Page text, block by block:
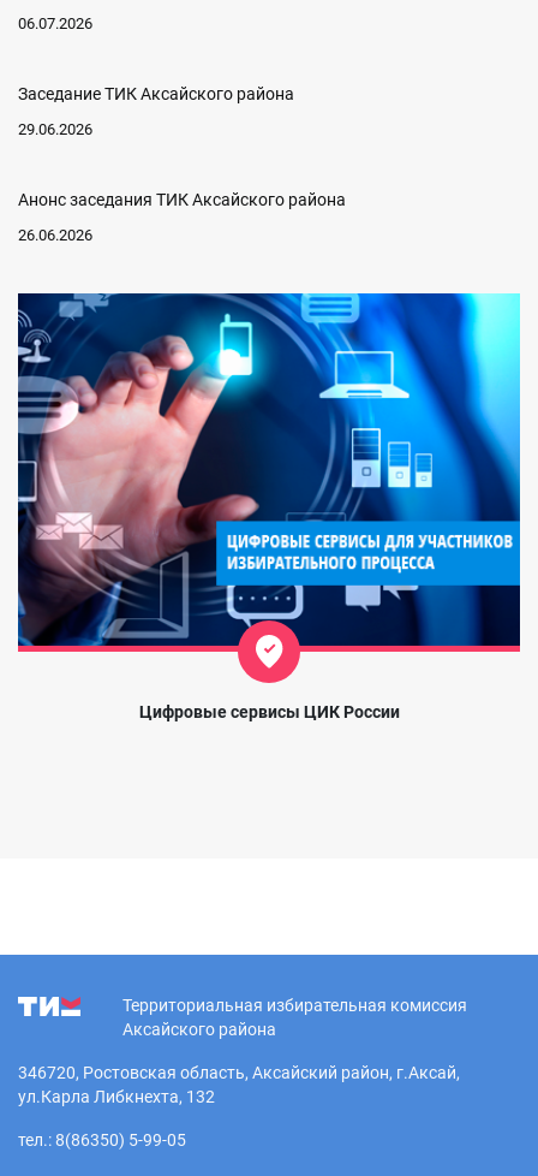
06.07.2026
Заседание ТИК Аксайского района
29.06.2026
Анонс заседания ТИК Аксайского района
26.06.2026
Цифровые сервисы ЦИК России
Территориальная избирательная комиссия
Аксайского района
346720, Ростовская область, Аксайский район, г.Аксай,
ул.Карла Либкнехта, 132
тел.: 8(86350) 5-99-05